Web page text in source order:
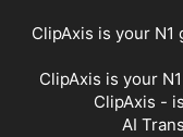
ClipAxis is your
ClipAxis is your
ClipAxis -
AI